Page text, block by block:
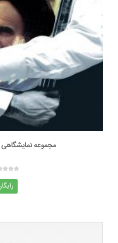
مجموعه نمایشگاهی